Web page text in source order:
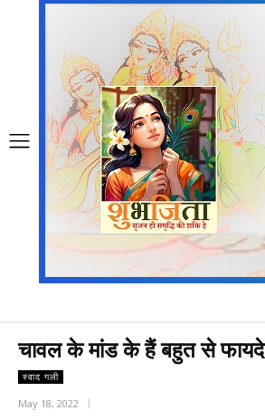
चावल के मांड के हैं बहुत से फायदे
स्वाद गली
May 18, 2022